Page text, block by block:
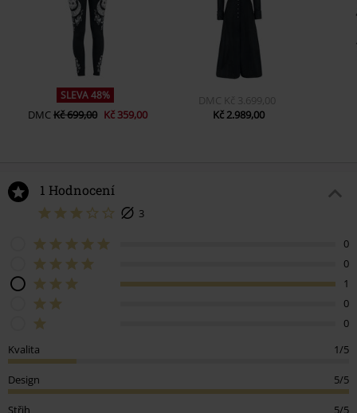
SLEVA 48%
DMCKč 699,00 Kč 359,00
DMC Kč 3.699,00
Kč 2.989,00
1 Hodnocení
3
0
0
1
0
0
Kvalita
1/5
Design 5/5
Střih 5/5